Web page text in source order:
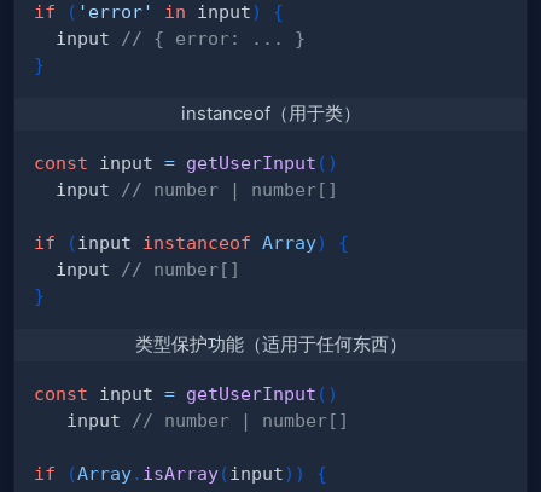
if ( 'error' in input)
{
  input
// { error: ... }
}
instanceof（用于类）
const input = getUserInput ( )
  input
// number | number[]
if ( input instanceof Array)
{
  input
// number[]
}
类型保护功能（适用于任何东西）
const input = getUserInput ( )
   input
// number | number[]
if (Array. isArray( input) )
{